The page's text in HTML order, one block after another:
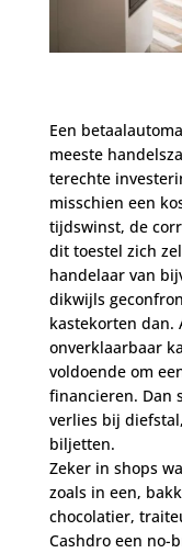
Een
meeste
terechte
misschien een
tijdswinst, de
dit toestel zich
handelaar van
dikwijls
kastekorten dan.
onverklaarbaar
voldoende om
financieren. Dan
verlies bij
biljetten.
Zeker in shops
zoals in een,
chocolatier,
Cashdro een no-